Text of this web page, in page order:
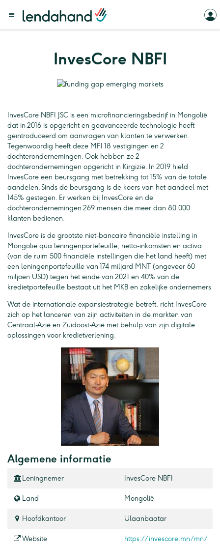
InvesCore NBFI
InvesCore NBFI JSC is een microfinancieringsbedrijf in Mongolië
dat in 2016 is opgericht en geavanceerde technologie heeft
geïntroduceerd om aanvragen van klanten te verwerken.
Tegenwoordig heeft deze MFI 18 vestigingen en 2
dochterondernemingen. Ook hebben ze 2
dochterondernemingen opgericht in Kirgizië. In 2019 hield
InvesCore een beursgang met betrekking tot 15% van de totale
aandelen. Sinds de beursgang is de koers van het aandeel met
145% gestegen. Er werken bij InvesCore en de
dochterondernemingen 269 mensen die meer dan 80.000
klanten bedienen.
InvesCore is de grootste niet-bancaire financiële instelling in
Mongolië qua leningenportefeuille, netto-inkomsten en activa
(van de ruim 500 financiële instellingen die het land heeft) met
een leningenportefeuille van 174 miljard MNT (ongeveer 60
miljoen USD) tegen het einde van 2021 en 40% van de
kredietportefeuille bestaat uit het MKB en zakelijke ondernemers
Wat de internationale expansiestrategie betreft, richt InvesCore
zich op het lanceren van zijn activiteiten in de markten van
Centraal-Azië en Zuidoost-Azië met behulp van zijn digitale
oplossingen voor kredietverlening.
Algemene informatie
Leningnemer InvesCore NBFI
Land Mongolië
Hoofdkantoor Ulaanbaatar
Website https://invescore.mn/mn/